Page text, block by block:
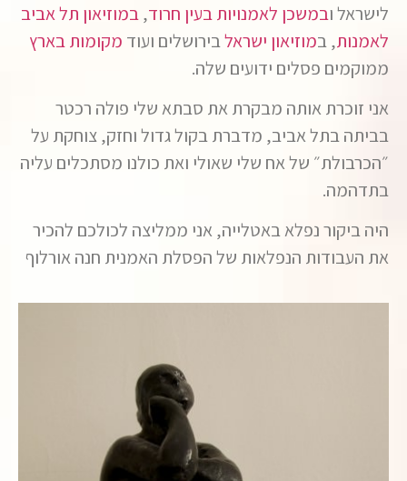
לישראל ובמשכן לאמנויות בעין חרוד,במוזיאון תל אביב
לאמנות, במוזיאון ישראלבירושלים ועוד מקומות בארץ
ממוקמים פסלים ידועים שלה.
אני זוכרת אותה מבקרת את סבתא שלי פולה רכטר
בביתה בתל אביב, מדברת בקול גדול וחזק, צוחקת על
״הכרבולת״ של אח שלי שאולי ואת כולנו מסתכלים עליה
בתדהמה.
היה ביקור נפלא באטלייה, אני ממליצה לכולכם להכיר
את העבודות הנפלאות של הפסלת האמנית חנה אורלוף